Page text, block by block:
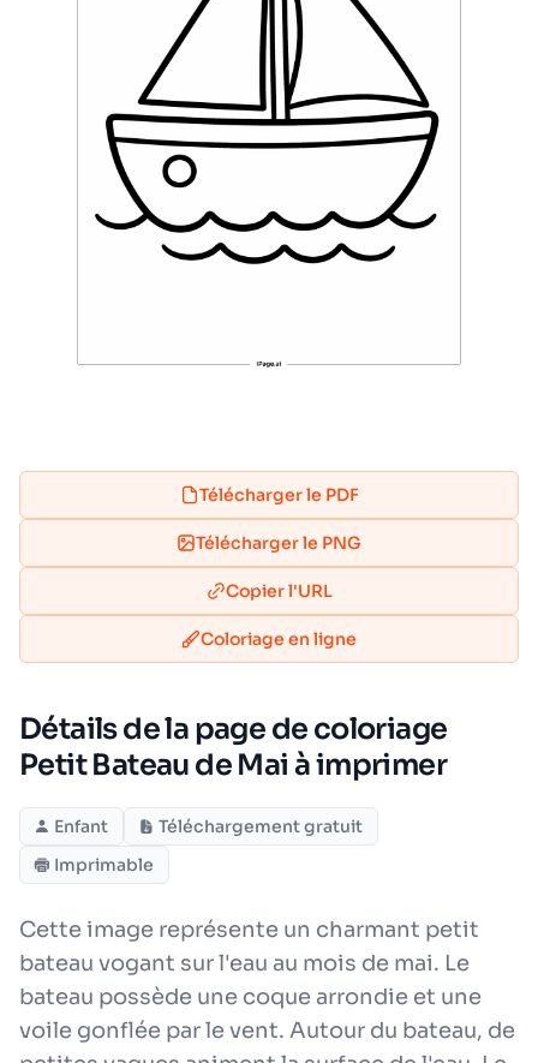
Télécharger le PDF
Télécharger le PNG
Copier l'URL
Coloriage en ligne
Détails de la page de coloriage
Petit Bateau de Mai à imprimer
Enfant
Téléchargement gratuit
Imprimable
Cette image représente un charmant petit
bateau vogant sur l'eau au mois de mai. Le
bateau possède une coque arrondie et une
voile gonflée par le vent. Autour du bateau, de